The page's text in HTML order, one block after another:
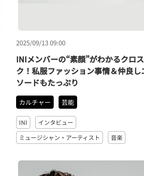
2025/09/13 09:00
INIメンバーの“素顔”がわかるクロ
ク！私服ファッション事情＆仲良し
ソードもたっぷり
カルチャー 芸能
INI
インタビュー
ミュージシャン・アーティスト
音楽